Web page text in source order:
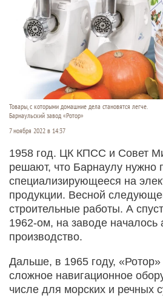
Товары, с которыми домашние дела становятся легче.
Барнаульский завод «Ротор»
7 ноября 2022 в 14:37
1958 год. ЦК КПСС и Совет
решают, что Барнаулу нужно
специализирующееся на
продукции. Весной
строительные работы. А
1962-ом, на заводе началось
производство.
Дальше, в 1965 году, «Ротор»
сложное навигационное
числе для морских и речных